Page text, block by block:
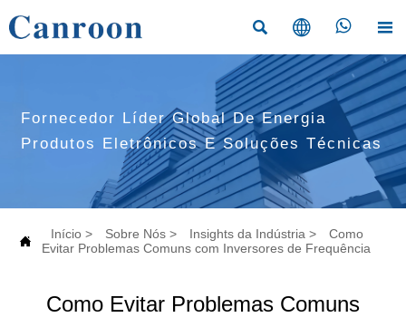
   
Fornecedor Líder Global De Energia
Produtos Eletrônicos E Soluções Técnicas
 Início > Sobre Nós > Insights da Indústria >
Como
Evitar Problemas Comuns com Inversores de Frequência
Como Evitar Problemas Comuns